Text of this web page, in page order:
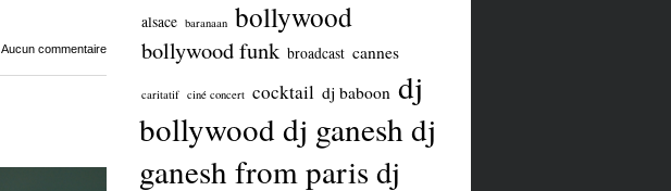
Aucun commentaire
alsace baranaan bollywood
bollywood funk broadcast cannes
caritatif ciné concert cocktail dj baboon dj
bollywooddj ganeshdj
ganesh from paris dj